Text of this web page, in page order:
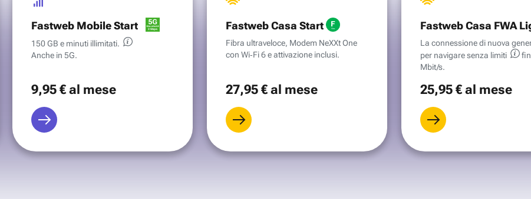
Fastweb Mobile Start
150 GB e minuti illimitati.
Anche in 5G.
9,95 €al mese
Fastweb Casa Start
Fibra ultraveloce, Modem NeXXt One
con Wi‑Fi 6 e attivazione inclusi.
27,95 €al mese
Fastweb Casa FWA
La connessione di nuova
per navigare senza limiti
Mbit/s.
25,95 €al mese